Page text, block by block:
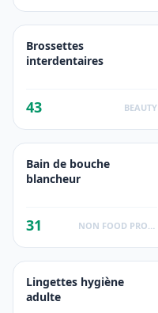
Brossettes
interdentaires
43 BEAUTY
Bain de bouche
blancheur
31
Lingettes hygiène
adulte